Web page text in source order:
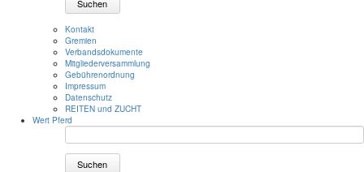
Suchen
Kontakt
Gremien
Verbandsdokumente
Mitgliederversammlung
Gebührenordnung
Impressum
Datenschutz
REITEN und ZUCHT
Wert Pferd
Suchen